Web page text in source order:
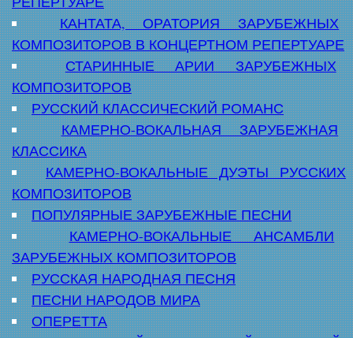
КАНТАТА, ОРАТОРИЯ ЗАРУБЕЖНЫХ
КОМПОЗИТОРОВ В КОНЦЕРТНОМ РЕПЕРТУАРЕ
СТАРИННЫЕ АРИИ ЗАРУБЕЖНЫХ
КОМПОЗИТОРОВ
РУССКИЙ КЛАССИЧЕСКИЙ РОМАНС
КАМЕРНО-ВОКАЛЬНАЯ ЗАРУБЕЖНАЯ
КЛАССИКА
КАМЕРНО-ВОКАЛЬНЫЕ ДУЭТЫ РУССКИХ
КОМПОЗИТОРОВ
ПОПУЛЯРНЫЕ ЗАРУБЕЖНЫЕ ПЕСНИ
КАМЕРНО-ВОКАЛЬНЫЕ АНСАМБЛИ
ЗАРУБЕЖНЫХ КОМПОЗИТОРОВ
РУССКАЯ НАРОДНАЯ ПЕСНЯ
ПЕСНИ НАРОДОВ МИРА
ОПЕРЕТТА